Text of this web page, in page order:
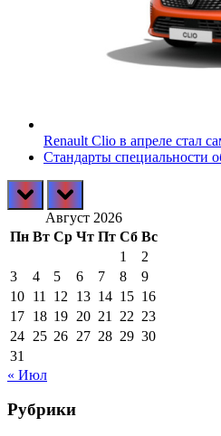
Renault Clio в апреле стал
Стандарты специальности
prev next
Август 2026
Пн Вт Ср Чт Пт Сб Вс
1
2
3
4 5 6 7 8
9
10 11 12 13 14 15 16
17 18 19 20 21 22 23
24 25 26 27 28 29 30
31
« Июл
Рубрики